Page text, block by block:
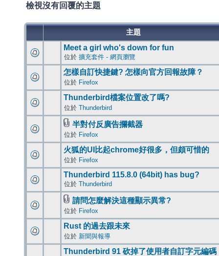
檢視沒有回覆的主題
主題
Meet a girl who's down for fun
位於 擴充套件 - 網頁瀏覽
怎樣自訂快捷鍵? 怎樣向官方回報故障？
位於 Firefox
Thunderbird檔案位置改了嗎?
位於 Thunderbird
半對付反廣告攔截器
位於 Firefox
火狐的UI比起chrome好很多，但頗可惜的
位於 Firefox
Thunderbird 115.8.0 (64bit) has bug?
位於 Thunderbird
請問怎麼解決這種顯示異常?
位於 Firefox
Rust 的過去跟未來
位於 新聞與報導
Thunderbird 91 砍掉了使用者自訂字元編碼